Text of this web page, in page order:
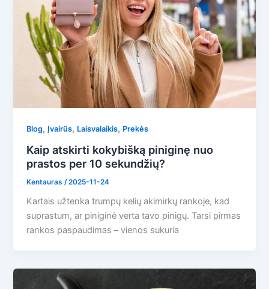
Blog,Įvairūs, Laisvalaikis, Prekės
Kaip atskirti kokybišką piniginę nuo
prastos per 10 sekundžių?
Kentauras /2025-11-24
Kartais užtenka trumpų kelių akimirkų rankoje, kad
suprastum, ar piniginė verta tavo pinigų. Tarsi pirmas
rankos paspaudimas – vienos sukuria